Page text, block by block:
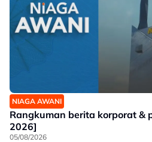
NIAGA AWANI
Rangkuman berita korporat &
2026]
05/08/2026